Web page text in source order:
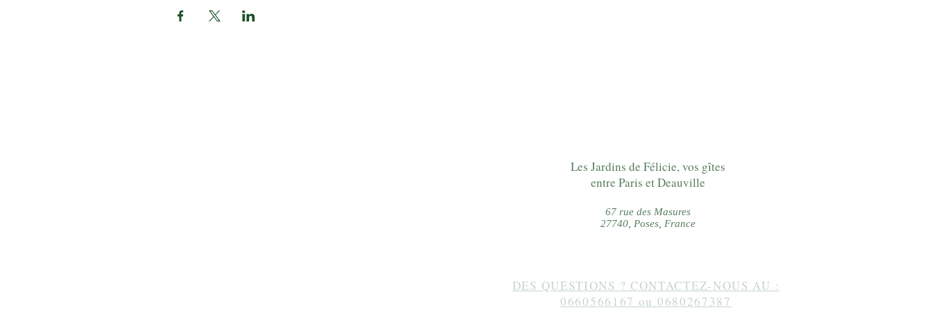
Les Jardins de Félicie, vos gîtes
entre Paris et Deauville
67 rue des Masures
27740, Poses, France
DES QUESTIONS ? CONTACTEZ-NOUS AU :
0660566167 ou 0680267387